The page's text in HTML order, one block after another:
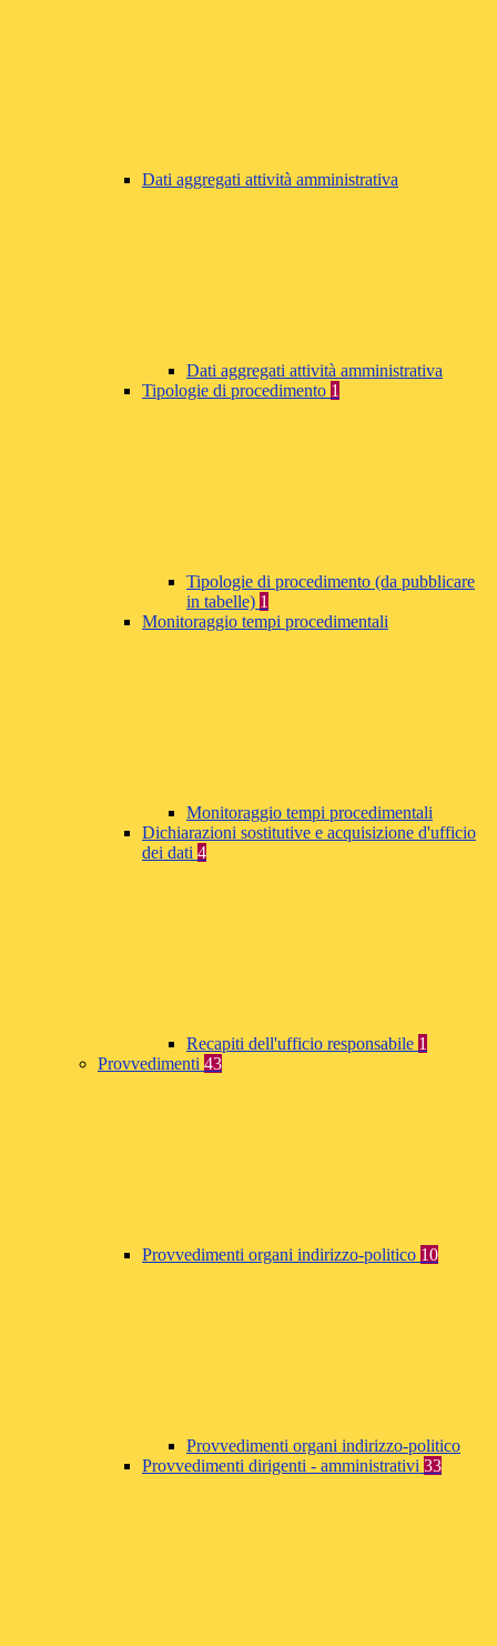
Dati aggregati attività amministrativa
Dati aggregati attività amministrativa
Tipologie di procedimento 1
Tipologie di procedimento (da pubblicare
in tabelle) 1
Monitoraggio tempi procedimentali
Monitoraggio tempi procedimentali
Dichiarazioni sostitutive e acquisizione d'ufficio
dei dati 4
Recapiti dell'ufficio responsabile 1
Provvedimenti 43
Provvedimenti organi indirizzo-politico 10
Provvedimenti organi indirizzo-politico
Provvedimenti dirigenti - amministrativi 33